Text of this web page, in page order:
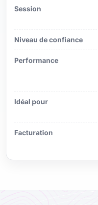
Session
Niveau de confiance
Performance
Idéal pour
Facturation